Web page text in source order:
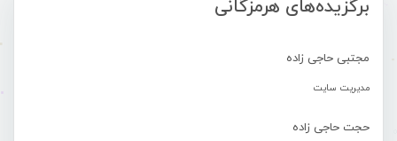
برگزیده‌های هرمزگانی
مجتبی حاجی زاده
مدیریت سایت
حجت حاجی زاده